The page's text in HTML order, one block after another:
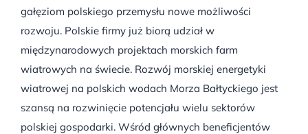
gałęziom polskiego przemysłu nowe możliwości
rozwoju. Polskie firmy już biorą udział w
międzynarodowych projektach morskich farm
wiatrowych na świecie. Rozwój morskiej energetyki
wiatrowej na polskich wodach Morza Bałtyckiego jest
szansą na rozwinięcie potencjału wielu sektorów
polskiej gospodarki. Wśród głównych beneficjentów